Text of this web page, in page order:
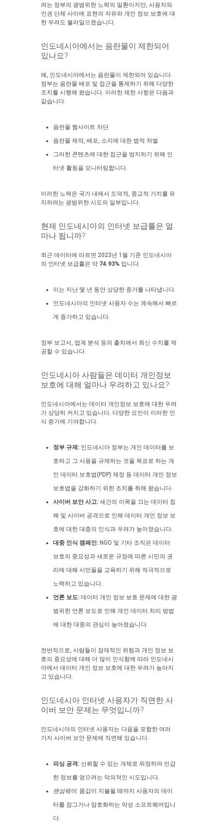
려는 정부의 광범위한 노력의 일환이지만, 사용자와
인권 단체 사이에 표현의 자유와 개인 정보 보호에 대
한 우려도 불러일으켰습니다.
인도네시아에서는 음란물이 제한되어
있나요?
예, 인도네시아에서는 음란물이 제한되어 있습니다.
정부는 음란물 배포 및 접근을 통제하기 위해 다양한
조치를 시행해 왔습니다. 이러한 제한 사항은 다음과
같습니다.
음란물 웹사이트 차단
음란물 제작, 배포, 소지에 대한 법적 처벌
그러한 콘텐츠에 대한 접근을 방지하기 위해 인
터넷 활동을 모니터링합니다.
이러한 노력은 국가 내에서 도덕적, 종교적 가치를 유
지하려는 광범위한 시도의 일부입니다.
현재 인도네시아의 인터넷 보급률은 얼
마나 됩니까?
최근 데이터에 따르면 2023년 1월 기준 인도네시아
의 인터넷 보급률은 약 74.93% 입니다.
이는 지난 몇 년 동안 상당한 증가를 나타냅니다.
인도네시아의 인터넷 사용자 수는 계속해서 빠르
게 증가하고 있습니다.
정부 보고서, 업계 분석 등의 출처에서 최신 수치를 제
공할 수 있습니다.
인도네시아 사람들은 데이터 개인정보
보호에 대해 얼마나 우려하고 있나요?
인도네시아에서는 데이터 개인정보 보호에 대한 우려
가 상당히 커지고 있습니다. 다양한 요인이 이러한 인
식 증가에 기여합니다.
정부 규제: 인도네시아 정부는 개인 데이터를 보
호하고 그 사용을 규제하는 것을 목표로 하는 개
인 데이터 보호법(PDP) 제정 등 데이터 개인 정보
보호법을 강화하기 위한 조치를 취해 왔습니다.
사이버 보안 사고: 세간의 이목을 끄는 데이터 침
해 및 사이버 공격으로 인해 데이터 개인 정보 보
호에 대한 대중의 인식과 우려가 높아졌습니다.
대중 인식 캠페인: NGO 및 기타 조직은 데이터
보호의 중요성과 새로운 규정에 따른 시민의 권
리에 대해 시민들을 교육하기 위해 적극적으로
노력하고 있습니다.
언론 보도: 데이터 개인 정보 보호 문제에 대한 광
범위한 언론 보도로 인해 개인 데이터 처리 방법
에 대한 대중의 관심이 높아졌습니다.
전반적으로, 사람들이 잠재적인 위험과 개인 정보 보
호의 중요성에 대해 더 많이 인식함에 따라 인도네시
아에서 데이터 개인 정보 보호에 대한 우려가 높아지
고 있습니다.
인도네시아 인터넷 사용자가 직면한 사
이버 보안 문제는 무엇입니까?
인도네시아의 인터넷 사용자는 다음을 포함한 여러
가지 사이버 보안 문제에 직면해 있습니다.
피싱 공격: 신뢰할 수 있는 개체로 위장하여 민감
한 정보를 얻으려는 악의적인 시도입니다.
랜섬웨어: 몸값이 지불될 때까지 사용자의 데이
터를 잠그거나 암호화하는 악성 소프트웨어입니
다.